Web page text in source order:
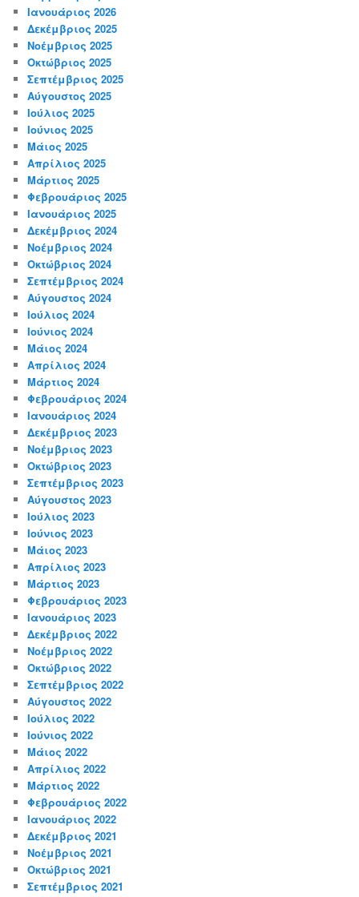
Ιανουάριος 2026
Δεκέμβριος 2025
Νοέμβριος 2025
Οκτώβριος 2025
Σεπτέμβριος 2025
Αύγουστος 2025
Ιούλιος 2025
Ιούνιος 2025
Μάιος 2025
Απρίλιος 2025
Μάρτιος 2025
Φεβρουάριος 2025
Ιανουάριος 2025
Δεκέμβριος 2024
Νοέμβριος 2024
Οκτώβριος 2024
Σεπτέμβριος 2024
Αύγουστος 2024
Ιούλιος 2024
Ιούνιος 2024
Μάιος 2024
Απρίλιος 2024
Μάρτιος 2024
Φεβρουάριος 2024
Ιανουάριος 2024
Δεκέμβριος 2023
Νοέμβριος 2023
Οκτώβριος 2023
Σεπτέμβριος 2023
Αύγουστος 2023
Ιούλιος 2023
Ιούνιος 2023
Μάιος 2023
Απρίλιος 2023
Μάρτιος 2023
Φεβρουάριος 2023
Ιανουάριος 2023
Δεκέμβριος 2022
Νοέμβριος 2022
Οκτώβριος 2022
Σεπτέμβριος 2022
Αύγουστος 2022
Ιούλιος 2022
Ιούνιος 2022
Μάιος 2022
Απρίλιος 2022
Μάρτιος 2022
Φεβρουάριος 2022
Ιανουάριος 2022
Δεκέμβριος 2021
Νοέμβριος 2021
Οκτώβριος 2021
Σεπτέμβριος 2021